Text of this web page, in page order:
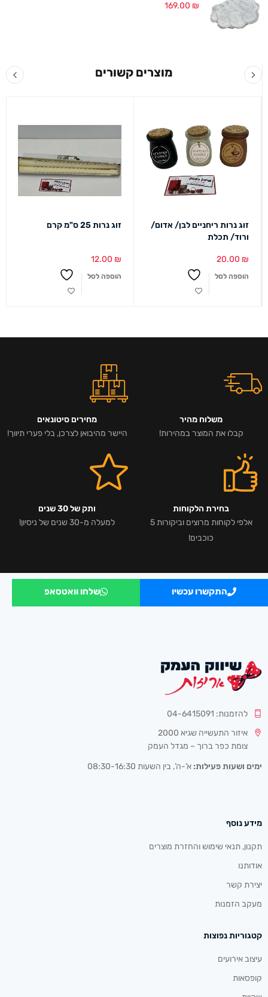
169.00 ₪
מוצרים קשורים
זוג נרות ריחניים לבן/ אדום/
ורוד/ תכלת
20.00 ₪
הוספה לסל
זוג נרות 25 ס"מ קרם
12.00 ₪
הוספה לסל
משלוח מהיר
קבלו את המוצר במהירות!
מחירים סיטונאים
היישר מהיבואן לצרכן, בלי פערי תיווך!
בחירת הלקוחות
אלפי לקוחות מרוצים וביקורות 5
כוכבים!
ותק של 30 שנים
למעלה מ-30 שנים של ניסיון!
התקשרו עכשיו שלחו וואטסאפ
להזמנות: 04-6415091
איזור התעשייה שגיא 2000
צומת כפר ברוך – מגדל העמק
ימים ושעות פעילות: א’-ה’, בין השעות 08:30-16:30
מידע נוסף
תקנון, תנאי שימוש והחזרת מוצרים
אודותנו
יצירת קשר
מעקב הזמנות
קטגוריות נפוצות
עיצוב אירועים
קופסאות